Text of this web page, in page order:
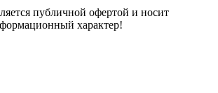
публичной офертой и носит
характер!